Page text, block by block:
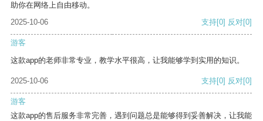
助你在网络上自由移动。
2025-10-06
支持[0] 反对[0]
游客
这款app的老师非常专业，教学水平很高，让我能够学到实用的知识。
2025-10-06 支持[0] 反对[0]
游客
这款app的售后服务非常完善，遇到问题总是能够得到妥善解决，让我能